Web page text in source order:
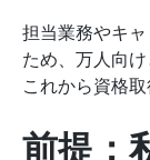
担当業務やキ
ため、万人向
これから資格
前提：